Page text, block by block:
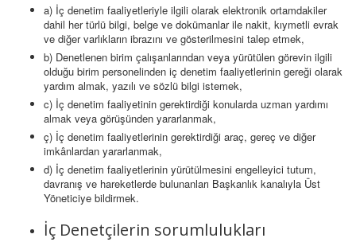
a) İç denetim faaliyetleriyle ilgili olarak elektronik ortamdakiler
dahil her türlü bilgi, belge ve dokümanlar ile nakit, kıymetli evrak
ve diğer varlıkların ibrazını ve gösterilmesini talep etmek,
b) Denetlenen birim çalışanlarından veya yürütülen görevin ilgili
olduğu birim personelinden iç denetim faaliyetlerinin gereği olarak
yardım almak, yazılı ve sözlü bilgi istemek,
c) İç denetim faaliyetinin gerektirdiği konularda uzman yardımı
almak veya görüşünden yararlanmak,
ç) İç denetim faaliyetlerinin gerektirdiği araç, gereç ve diğer
imkânlardan yararlanmak,
d) İç denetim faaliyetlerinin yürütülmesini engelleyici tutum,
davranış ve hareketlerde bulunanları Başkanlık kanalıyla Üst
Yöneticiye bildirmek.
İç Denetçilerin sorumlulukları